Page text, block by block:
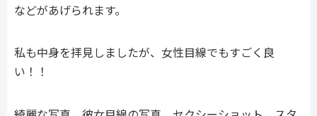
などがあげられます。
私も中身を拝見しましたが、女性目線でもすごく良
い！！